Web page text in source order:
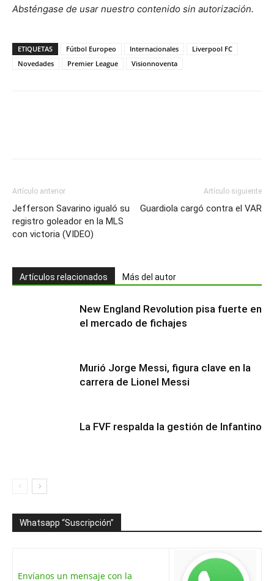
Absténgase de usar nuestro contenido sin autorización.
ETIQUETAS Fútbol Europeo Internacionales
Liverpool FC
Novedades
Premier League Visionnoventa
Artículo anterior
Jefferson Savarino igualó su
registro goleador en la MLS
con victoria (VIDEO)
Artículo siguiente
Guardiola cargó contra el VAR
Artículos relacionados Más del autor
New England Revolution pisa fuerte en
el mercado de fichajes
Murió Jorge Messi, figura clave en la
carrera de Lionel Messi
La FVF respalda la gestión de Infantino
Whatsapp “Suscripción”
Envíanos un mensaje con la